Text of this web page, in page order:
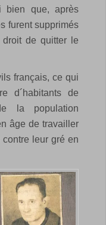
que, après
furent supprimés
de quitter le
français, ce qui
d´habitants de
la population
âge de travailler
leur gré en